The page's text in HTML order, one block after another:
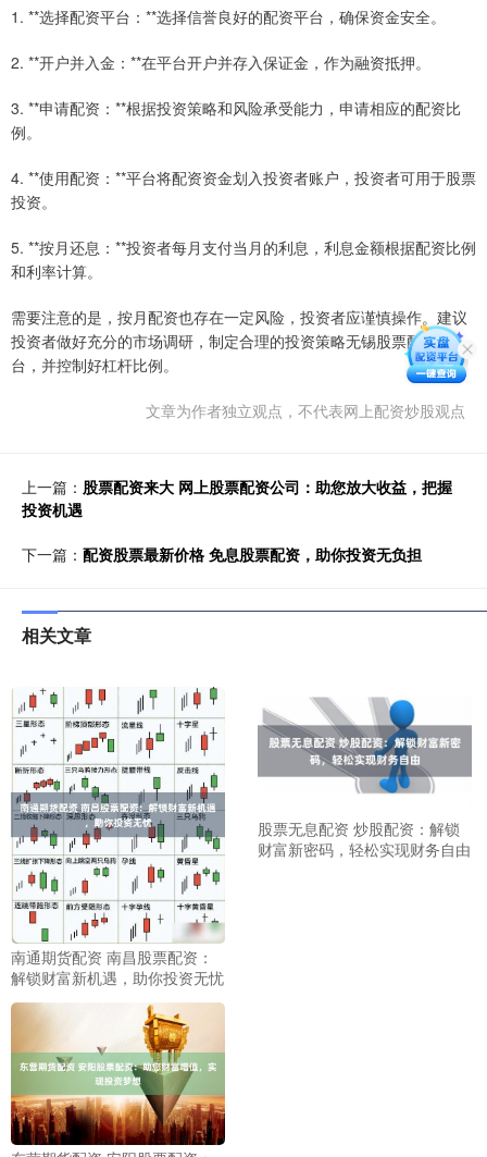
1. **选择配资平台：**选择信誉良好的配资平台，确保资金安全。
2. **开户并入金：**在平台开户并存入保证金，作为融资抵押。
3. **申请配资：**根据投资策略和风险承受能力，申请相应的配资比
例。
4. **使用配资：**平台将配资资金划入投资者账户，投资者可用于股票
投资。
5. **按月还息：**投资者每月支付当月的利息，利息金额根据配资比例
和利率计算。
需要注意的是，按月配资也存在一定风险，投资者应谨慎操作。建议
投资者做好充分的市场调研，制定合理的投资策略无锡股票配资平
台，并控制好杠杆比例。
文章为作者独立观点，不代表网上配资炒股观点
上一篇： 股票配资来大 网上股票配资公司：助您放大收益，把握
投资机遇
下一篇： 配资股票最新价格 免息股票配资，助你投资无负担
相关文章
南通期货配资 南昌股票配资：
解锁财富新机遇，助你投资无忧
股票无息配资 炒股配资：解锁
财富新密码，轻松实现财务自由